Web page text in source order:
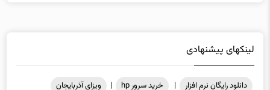
دانلود رایگان نرم افزار